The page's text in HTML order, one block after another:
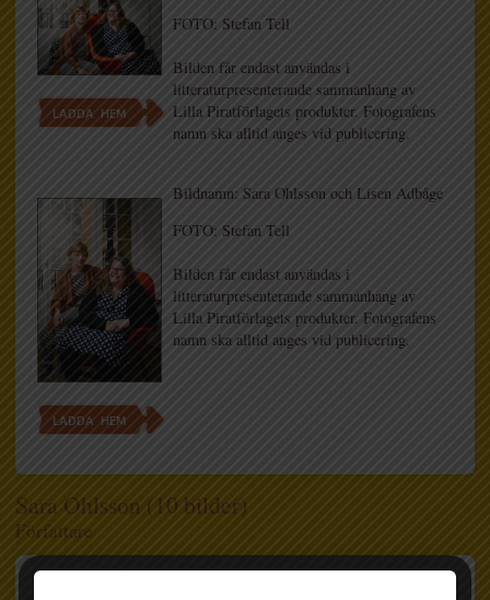
LADDA HEM
FOTO: Stefan Tell
Bilden får endast användas i
litteraturpresenterande sammanhang av
Lilla Piratförlagets produkter. Fotografens
namn ska alltid anges vid publicering.
LADDA HEM
Bildnamn: Sara Ohlsson och Lisen Adbåge
FOTO: Stefan Tell
Bilden får endast användas i
litteraturpresenterande sammanhang av
Lilla Piratförlagets produkter. Fotografens
namn ska alltid anges vid publicering.
Sara Ohlsson (10 bilder)
Författare